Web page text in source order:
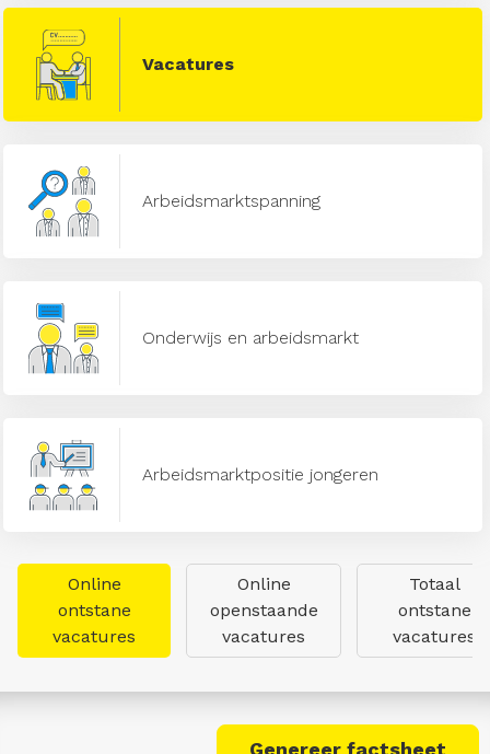
Vacatures
Arbeidsmarktspanning
Onderwijs en arbeidsmarkt
Arbeidsmarktpositie jongeren
Online
ontstane
vacatures
Online
openstaande
vacatures
Totaal
ontstane
vacatures
Genereer factsheet